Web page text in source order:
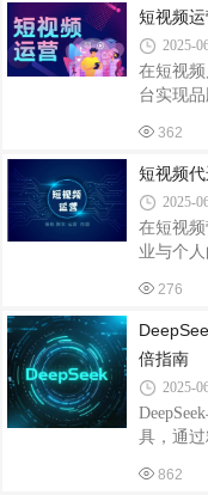
解自主
入：设
手机（
+补光灯
配置：
元）+稳
短视频
2025-
在短视
台实现
选择时
最大的
解自身
好，创
手工艺
背后的
接，粉
362
短视频
2025-
在短视
业与个
入了解
年龄、
客户是
年轻女
开，精
目标粉
的核心
位巧妙结
276
倍指南
2025-
具，通
剪辑的
862